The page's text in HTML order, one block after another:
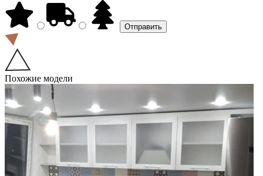
Похожие модели